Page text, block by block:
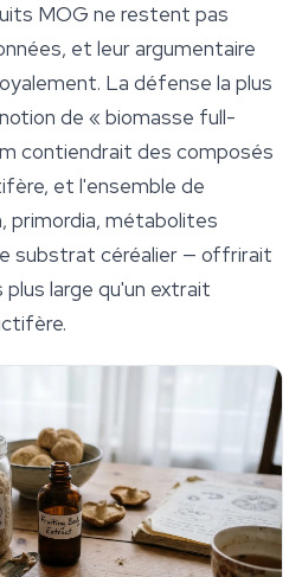
MOG ne restent pas
et leur argumentaire
La défense la plus
de « biomasse full-
contiendrait des composés
et l'ensemble de
primordia, métabolites
substrat céréalier — offrirait
large qu'un extrait